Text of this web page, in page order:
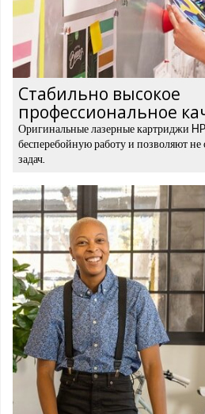
Стабильно высокое
профессиональное
Оригинальные лазерные картриджи
бесперебойную работу и позволяют не
задач.